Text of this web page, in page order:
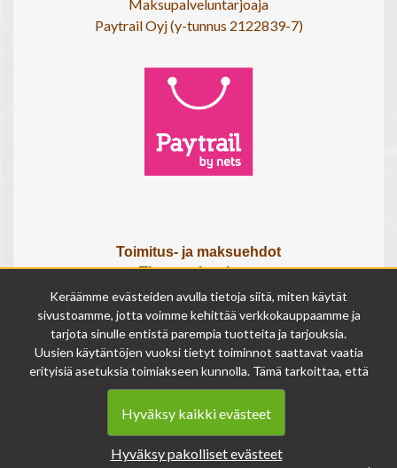
Maksupalveluntarjoaja
Paytrail Oyj (y-tunnus 2122839-7)
Toimitus- ja maksuehdot
Tietosuojaseloste
Tietoa meistä
Osta lahjakortti
Tilauksen peruutuslomake
Olemme avoinna
ma - pe 9 - 17
la 9 - 14
su suljettu
Keräämme evästeiden avulla tietoja siitä, miten käytät
sivustoamme, jotta voimme kehittää verkkokauppaamme ja
tarjota sinulle entistä parempia tuotteita ja tarjouksia.
Uusien käytäntöjen vuoksi tietyt toiminnot saattavat vaatia
erityisiä asetuksia toimiakseen kunnolla. Tämä tarkoittaa, että
joissakin tapauksissa anonymisoidut tiedot voivat kertyä,
vaikka olisit kieltänyt evästeiden käytön. Näitä tietoja
käytetään ainoastaan palvelumme parantamiseen, eikä niistä
Voit muuttaa evästeasetuksiasi milloin tahansa sivun
Hyväksy kaikki evästeet
Hyväksy pakolliset evästeet